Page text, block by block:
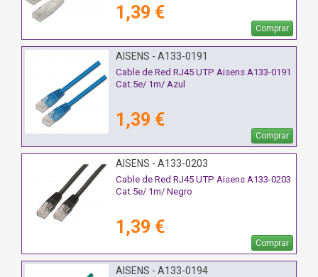
1,39 €
Comprar
AISENS - A133-0191
Cable de Red RJ45 UTP Aisens A133-0191
Cat.5e/ 1m/ Azul
1,39 €
Comprar
AISENS - A133-0203
Cable de Red RJ45 UTP Aisens A133-0203
Cat.5e/ 1m/ Negro
1,39 €
Comprar
AISENS - A133-0194